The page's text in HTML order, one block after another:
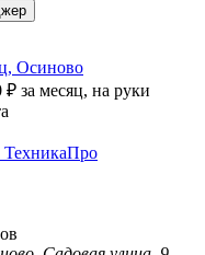
Осиново
₽ за месяц, на руки